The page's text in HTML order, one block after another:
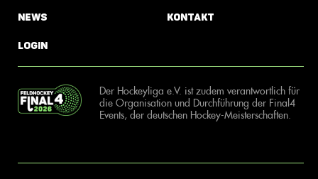
News
Login
Kontakt
Der Hockeyliga e.V. ist zudem verantwortlich für
die Organisation und Durchführung der Final4
Events, der deutschen Hockey-Meisterschaften.